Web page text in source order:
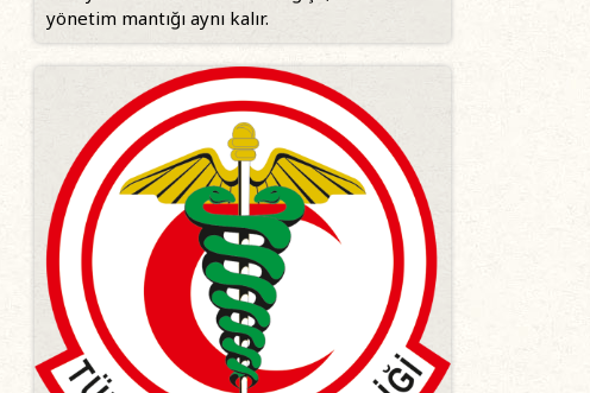
yönetim mantığı aynı kalır.